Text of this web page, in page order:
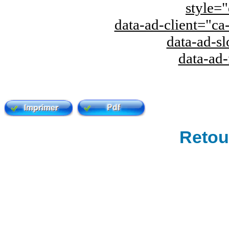
data-ad-
data-ad-
data-